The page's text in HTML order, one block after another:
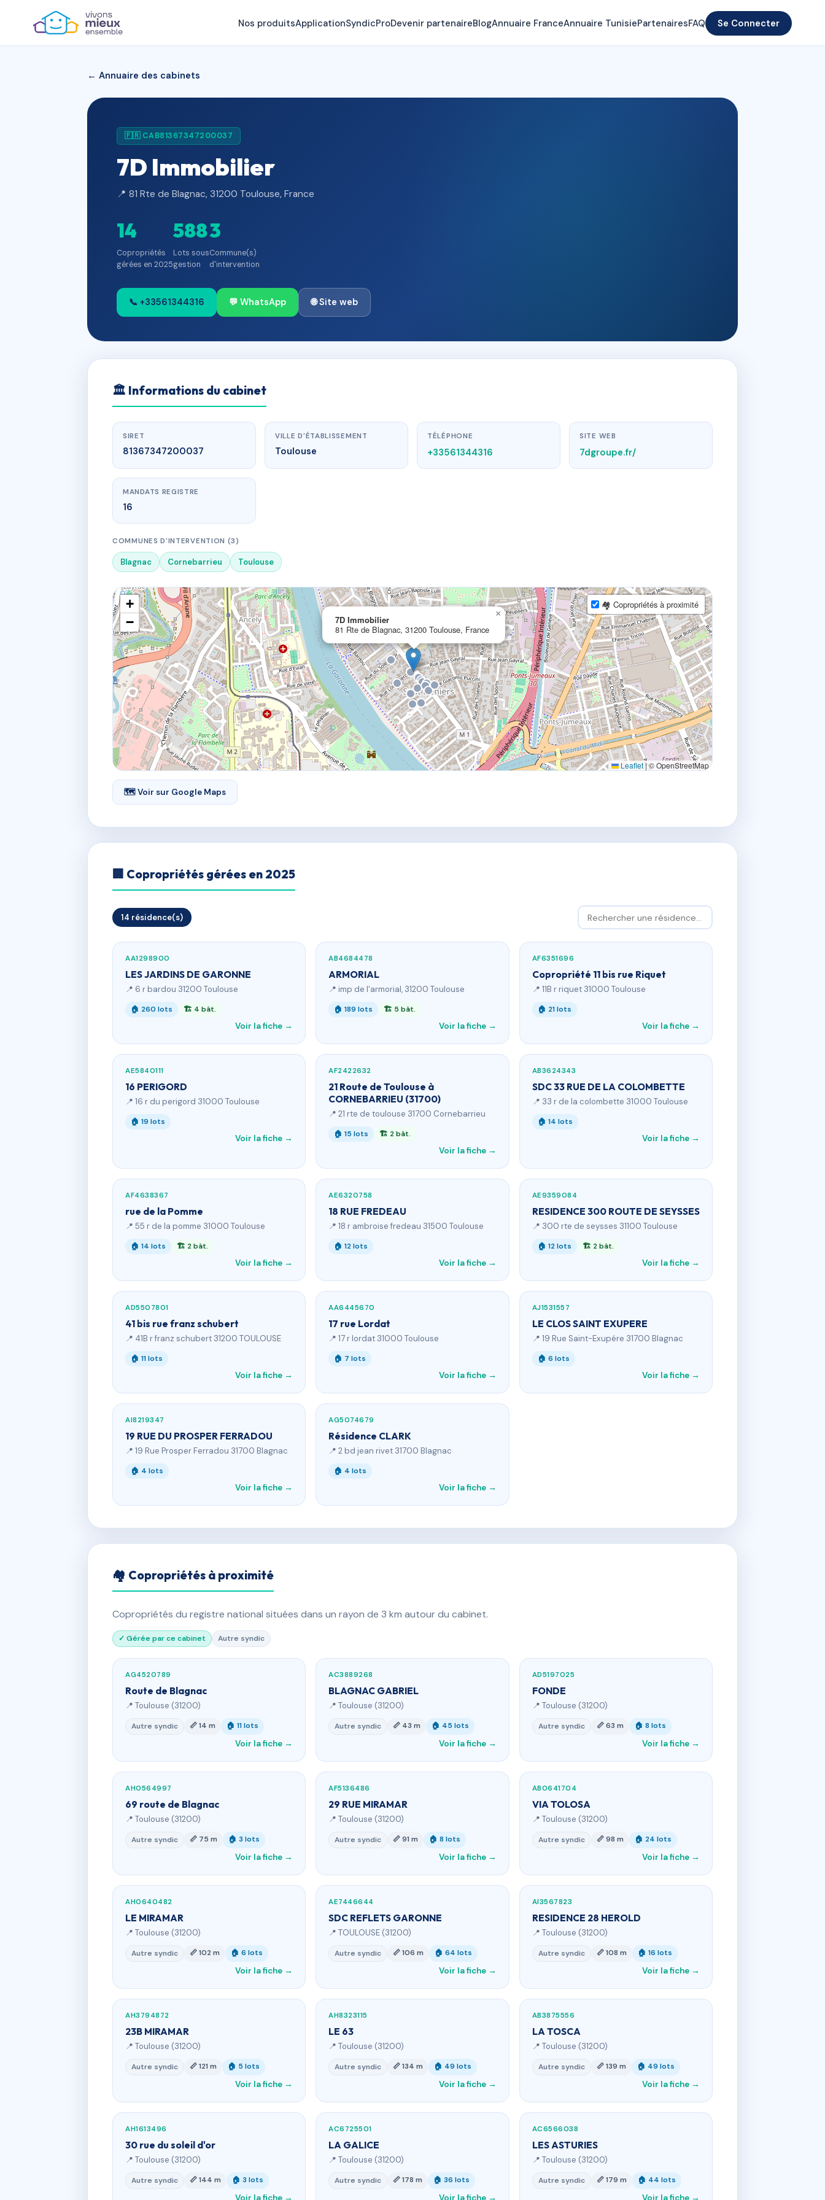
Nos produitsApplicationSyndicProDevenir partenaireBlogAnnuaire FranceAnnuaire TunisiePartenairesFAQ Se Connecter
← Annuaire des cabinets
🇫🇷 CAB81367347200037
7D Immobilier
📍 81 Rte de Blagnac, 31200 Toulouse, France
14
Copropriétés
gérées en 2025
588
Lots sous
gestion
3
Commune(s)
d'intervention
📞 +33561344316 💬 WhatsApp 🌐 Site web
🏛 Informations du cabinet
SIRET
81367347200037
VILLE D'ÉTABLISSEMENT
Toulouse
TÉLÉPHONE
+33561344316
SITE WEB
7dgroupe.fr/
MANDATS REGISTRE
16
COMMUNES D'INTERVENTION (3)
Blagnac Cornebarrieu Toulouse
7D Immobilier
81 Rte de Blagnac, 31200 Toulouse, France
×
+
−
🏘 Copropriétés à proximité
Leaflet|© OpenStreetMap
🗺 Voir sur Google Maps
🏢 Copropriétés gérées en 2025
14 résidence(s)
AA1298900
LES JARDINS DE GARONNE
📍 6 r bardou 31200 Toulouse
🏠 260 lots 🏗 4 bât.
Voir la fiche →
AB4684478
ARMORIAL
📍 imp de l'armorial, 31200 Toulouse
🏠 189 lots 🏗 5 bât.
Voir la fiche →
AF6351696
Copropriété 11 bis rue Riquet
📍 11B r riquet 31000 Toulouse
🏠 21 lots
Voir la fiche →
AE5840111
16 PERIGORD
📍 16 r du perigord 31000 Toulouse
🏠 19 lots
Voir la fiche →
AF2422632
21 Route de Toulouse à
CORNEBARRIEU (31700)
📍 21 rte de toulouse 31700 Cornebarrieu
🏠 15 lots 🏗 2 bât.
Voir la fiche →
AB3624343
SDC 33 RUE DE LA COLOMBETTE
📍 33 r de la colombette 31000 Toulouse
🏠 14 lots
Voir la fiche →
AF4638367
rue de la Pomme
📍 55 r de la pomme 31000 Toulouse
🏠 14 lots 🏗 2 bât.
Voir la fiche →
AE6320758
18 RUE FREDEAU
📍 18 r ambroise fredeau 31500 Toulouse
🏠 12 lots
Voir la fiche →
AE9359084
RESIDENCE 300 ROUTE DE SEYSSES
📍 300 rte de seysses 31100 Toulouse
🏠 12 lots 🏗 2 bât.
Voir la fiche →
AD5507801
41 bis rue franz schubert
📍 41B r franz schubert 31200 TOULOUSE
🏠 11 lots
Voir la fiche →
AA6445670
17 rue Lordat
📍 17 r lordat 31000 Toulouse
🏠 7 lots
Voir la fiche →
AJ1531557
LE CLOS SAINT EXUPERE
📍 19 Rue Saint-Exupére 31700 Blagnac
🏠 6 lots
Voir la fiche →
AI8219347
19 RUE DU PROSPER FERRADOU
📍 19 Rue Prosper Ferradou 31700 Blagnac
🏠 4 lots
Voir la fiche →
AG5074679
Résidence CLARK
📍 2 bd jean rivet 31700 Blagnac
🏠 4 lots
Voir la fiche →
🏘 Copropriétés à proximité
Copropriétés du registre national situées dans un rayon de 3 km autour du cabinet.
✓ Gérée par ce cabinet Autre syndic
AG4520789
Route de Blagnac
📍 Toulouse (31200)
Autre syndic 📏 14 m 🏠 11 lots
Voir la fiche →
AC3889268
BLAGNAC GABRIEL
📍 Toulouse (31200)
Autre syndic 📏 43 m 🏠 45 lots
Voir la fiche →
AD5197025
FONDE
📍 Toulouse (31200)
Autre syndic 📏 63 m 🏠 8 lots
Voir la fiche →
AH0564997
69 route de Blagnac
📍 Toulouse (31200)
Autre syndic 📏 75 m 🏠 3 lots
Voir la fiche →
AF5136486
29 RUE MIRAMAR
📍 Toulouse (31200)
Autre syndic 📏 91 m 🏠 8 lots
Voir la fiche →
AB0641704
VIA TOLOSA
📍 Toulouse (31200)
Autre syndic 📏 98 m 🏠 24 lots
Voir la fiche →
AH0640482
LE MIRAMAR
📍 Toulouse (31200)
Autre syndic 📏 102 m 🏠 6 lots
Voir la fiche →
AE7446644
SDC REFLETS GARONNE
📍 TOULOUSE (31200)
Autre syndic 📏 106 m 🏠 64 lots
Voir la fiche →
AI3567823
RESIDENCE 28 HEROLD
📍 Toulouse (31200)
Autre syndic 📏 108 m 🏠 16 lots
Voir la fiche →
AH3794872
23B MIRAMAR
📍 Toulouse (31200)
Autre syndic 📏 121 m 🏠 5 lots
Voir la fiche →
AH8323115
LE 63
📍 Toulouse (31200)
Autre syndic 📏 134 m 🏠 49 lots
Voir la fiche →
AB3875556
LA TOSCA
📍 Toulouse (31200)
Autre syndic 📏 139 m 🏠 49 lots
Voir la fiche →
AH1613496
30 rue du soleil d'or
📍 Toulouse (31200)
Autre syndic 📏 144 m 🏠 3 lots
Voir la fiche →
AC6725501
LA GALICE
📍 Toulouse (31200)
Autre syndic 📏 178 m 🏠 36 lots
Voir la fiche →
AC6566038
LES ASTURIES
📍 Toulouse (31200)
Autre syndic 📏 179 m 🏠 44 lots
Voir la fiche →